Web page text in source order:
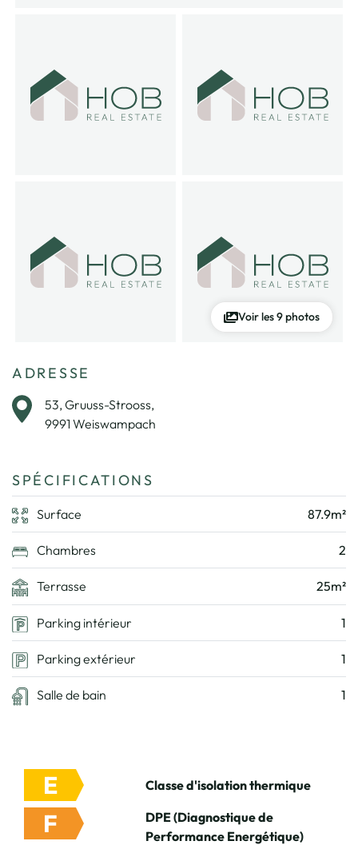
Voir les 9 photos
ADRESSE
53, Gruuss-Strooss,
9991 Weiswampach
SPÉCIFICATIONS
Surface 87.9m²
Chambres 2
Terrasse 25m²
Parking intérieur 1
Parking extérieur 1
Salle de bain 1
E Classe d'isolation thermique
F
DPE (Diagnostique de
Performance Energétique)